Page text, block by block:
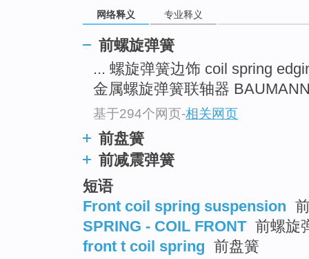
网络释义 专业释义
前螺旋弹簧
... 螺旋弹簧边饰 coil spring
金属螺旋弹簧联轴器
基于294个网页-相关网页
前盘簧
前减震弹簧
短语
Front coil spring suspension
SPRING - COIL FRONT 前螺旋
front t coil spring 前盘簧